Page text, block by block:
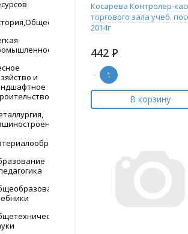
и
Косарева Контролер-
торгового зала учеб.
2014г
442 Р
-
В корзину